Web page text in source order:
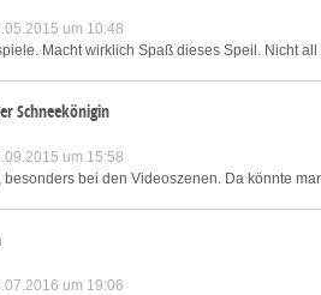
um 10:48
Macht wirklich Spaß dieses Speil. Nicht
Schneekönigin
um 15:58
besonders bei den Videoszenen. Da könnte
um 19:06